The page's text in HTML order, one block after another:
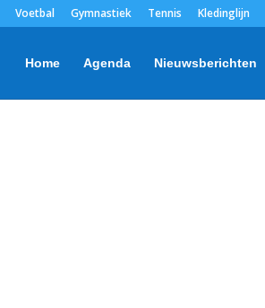
Voetbal Gymnastiek Tennis Kledinglijn
Home Agenda Nieuwsberichten